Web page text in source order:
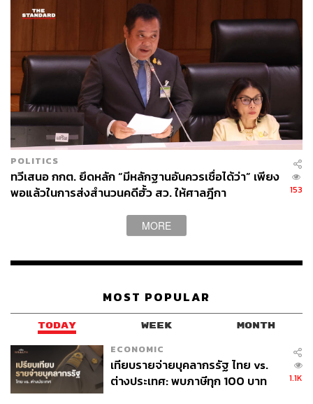
POLITICS
ทวีเสนอ กกต. ยึดหลัก “มีหลักฐานอันควรเชื่อได้ว่า” เพียง
พอแล้วในการส่งสำนวนคดีฮั้ว สว. ให้ศาลฎีกา
153
MORE
MOST POPULAR
TODAY WEEK MONTH
ECONOMIC
เทียบรายจ่ายบุคลากรรัฐ ไทย vs.
ต่างประเทศ: พบภาษีทุก 100 บาท
1.1K